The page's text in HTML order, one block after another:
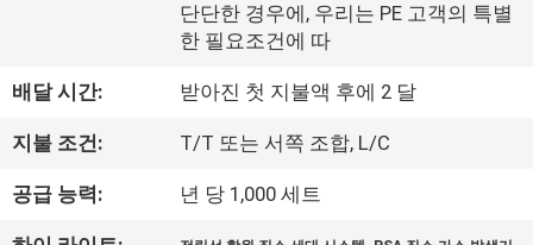
장
견
학
단단한 경우에, 우리는 PE 고객의 특별
한 필요조건에 따
배달 시간: 받아진 첫 지불액 후에 2 달
지불 조건: T/T 또는 서쪽 조합, L/C
공급 능력: 년 당 1,000 세트